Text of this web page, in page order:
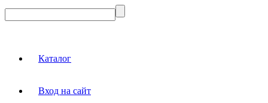
Каталог
Вход на сайт